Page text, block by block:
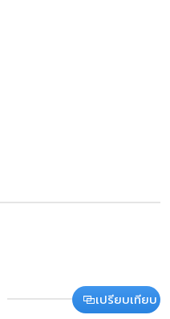
เปรียบเทียบ